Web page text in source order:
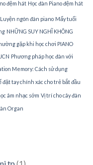
đệm hát Học đàn Piano đệm hát
Luyện ngón đàn piano Mấy tuổi
NHỮNG SUY NGHĨ KHÔNG
gặp khi học chơi PIANO
Phương pháp học đàn với
Memory: Cách sử dụng
đặt tay chính xác cho trẻ bắt đầu
âm nhạc sớm Vị trí cho cây đàn
Organ